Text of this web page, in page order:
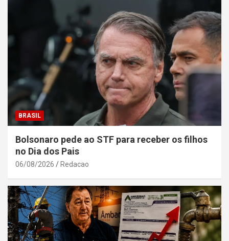
BRASIL
Bolsonaro pede ao STF para receber os filhos
no Dia dos Pais
06/08/2026 Redacao